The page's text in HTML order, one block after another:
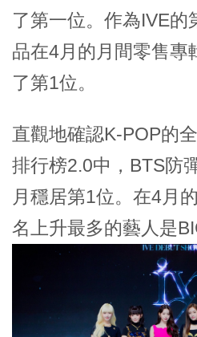
了第一位。作為IVE的
品在4月的月間零售專
了第1位。
直觀地確認K-POP的
排行榜2.0中，BTS防
月穩居第1位。在4月
名上升最多的藝人是